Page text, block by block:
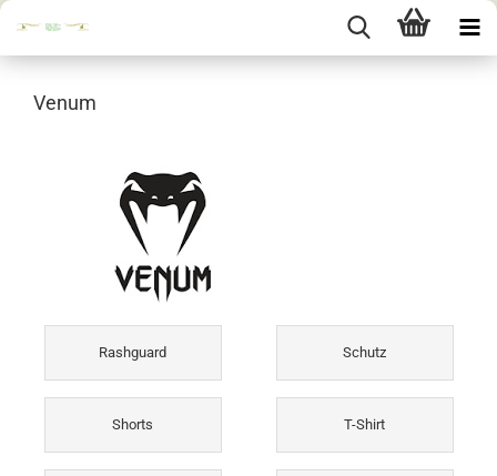
Venum
Rashguard Schutz
Shorts T-Shirt